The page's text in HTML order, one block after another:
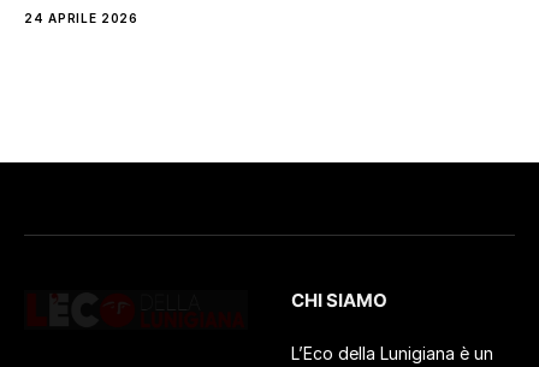
24 APRILE 2026
CHI SIAMO
L’Eco della Lunigiana è un